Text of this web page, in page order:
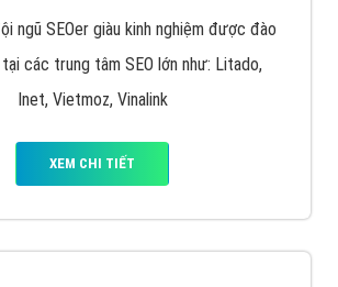
ngũ SEOer giàu kinh nghiệm được đào
các trung tâm SEO lớn như: Litado,
Inet, Vietmoz, Vinalink
XEM CHI TIẾT